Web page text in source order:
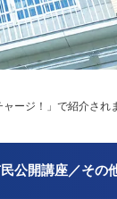
ージ！」で紹介され
公開講座／その